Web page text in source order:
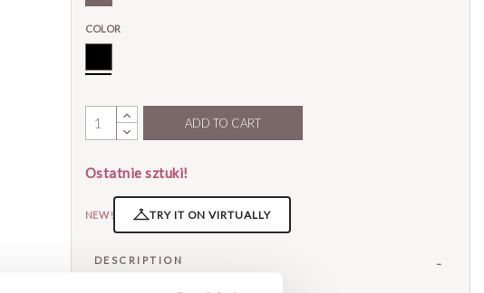
COLOR
ADD TO CART
Ostatnie sztuki!
NEW! TRY IT ON VIRTUALLY
DESCRIPTION